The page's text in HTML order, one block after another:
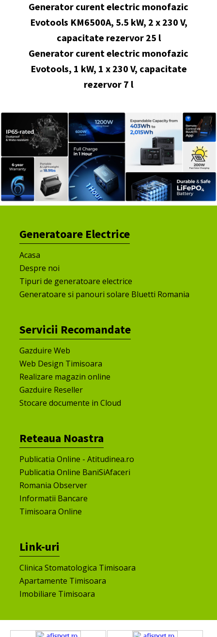
Generator curent electric monofazic
Evotools KM6500A, 5.5 kW, 2 x 230 V,
capacitate rezervor 25 l
Generator curent electric monofazic
Evotools, 1 kW, 1 x 230 V, capacitate
rezervor 7 l
Generatoare Electrice
Acasa
Despre noi
Tipuri de generatoare electrice
Generatoare si panouri solare Bluetti Romania
Servicii Recomandate
Gazduire Web
Web Design Timisoara
Realizare magazin online
Gazduire Reseller
Stocare documente in Cloud
Reteaua Noastra
Publicatia Online - Atitudinea.ro
Publicatia Online BaniSiAfaceri
Romania Observer
Informatii Bancare
Timisoara Online
Link-uri
Clinica Stomatologica Timisoara
Apartamente Timisoara
Imobiliare Timisoara